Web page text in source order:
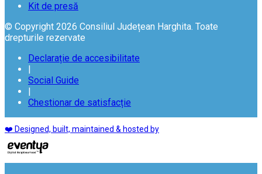
Kit de presă
© Copyright 2026 Consiliul Județean Harghita. Toate
drepturile rezervate
Declarație de accesibilitate
Social Guide
Chestionar de satisfacție
❤️ Designed, built, maintained & hosted by